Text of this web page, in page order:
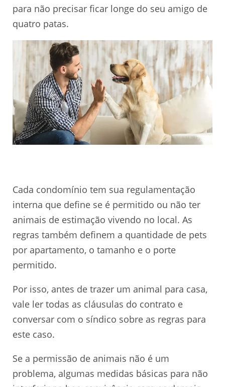
para não precisar ficar longe do seu amigo de
quatro patas.
Cada condomínio tem sua regulamentação
interna que define se é permitido ou não ter
animais de estimação vivendo no local. As
regras também definem a quantidade de pets
por apartamento, o tamanho e o porte
permitido.
Por isso, antes de trazer um animal para casa,
vale ler todas as cláusulas do contrato e
conversar com o síndico sobre as regras para
este caso.
Se a permissão de animais não é um
problema, algumas medidas básicas para não